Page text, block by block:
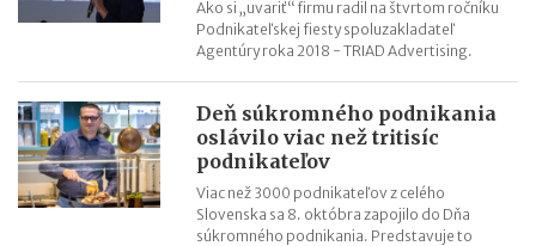
zdravia
Nové pravidlá kontroly PZP od 1.8.2026
termíny po skončení školského roka
OČR cez letné prázdniny a zmena tlačiva v roku 2026
Ako si „uvariť“ firmu radil na štvrtom ročníku
Podnikateľskej fiesty spoluzakladateľ
Agentúry roka 2018 - TRIAD Advertising.
Deň súkromného podnikania
oslávilo viac než tritisíc
podnikateľov
Viac než 3000 podnikateľov z celého
Slovenska sa 8. októbra zapojilo do Dňa
súkromného podnikania. Predstavuje to